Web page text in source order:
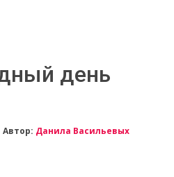
день
Автор: Данила Васильевых